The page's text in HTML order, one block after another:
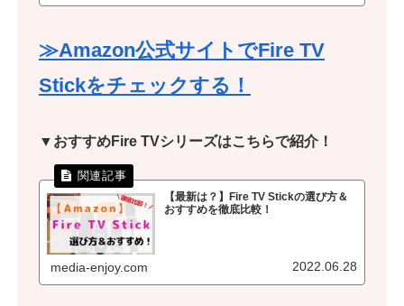
≫Amazon公式サイトでFire TV
Stickをチェックする！
▼おすすめFire TVシリーズはこちらで紹介！
【最新は？】Fire TV Stickの選び方＆
おすすめを徹底比較！
media-enjoy.com 2022.06.28